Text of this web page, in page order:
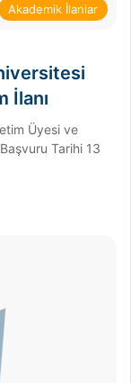
Akademik İlanlar
İlanı
Üyesi ve
Tarihi 13